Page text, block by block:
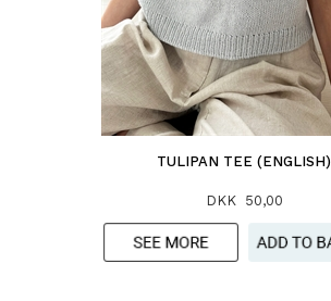
TULIPAN TEE (ENGLISH)
DKK 50,00